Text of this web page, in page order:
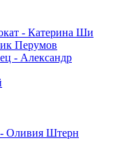
- Катерина Ши
Перумов
- Александр
- Оливия Штерн